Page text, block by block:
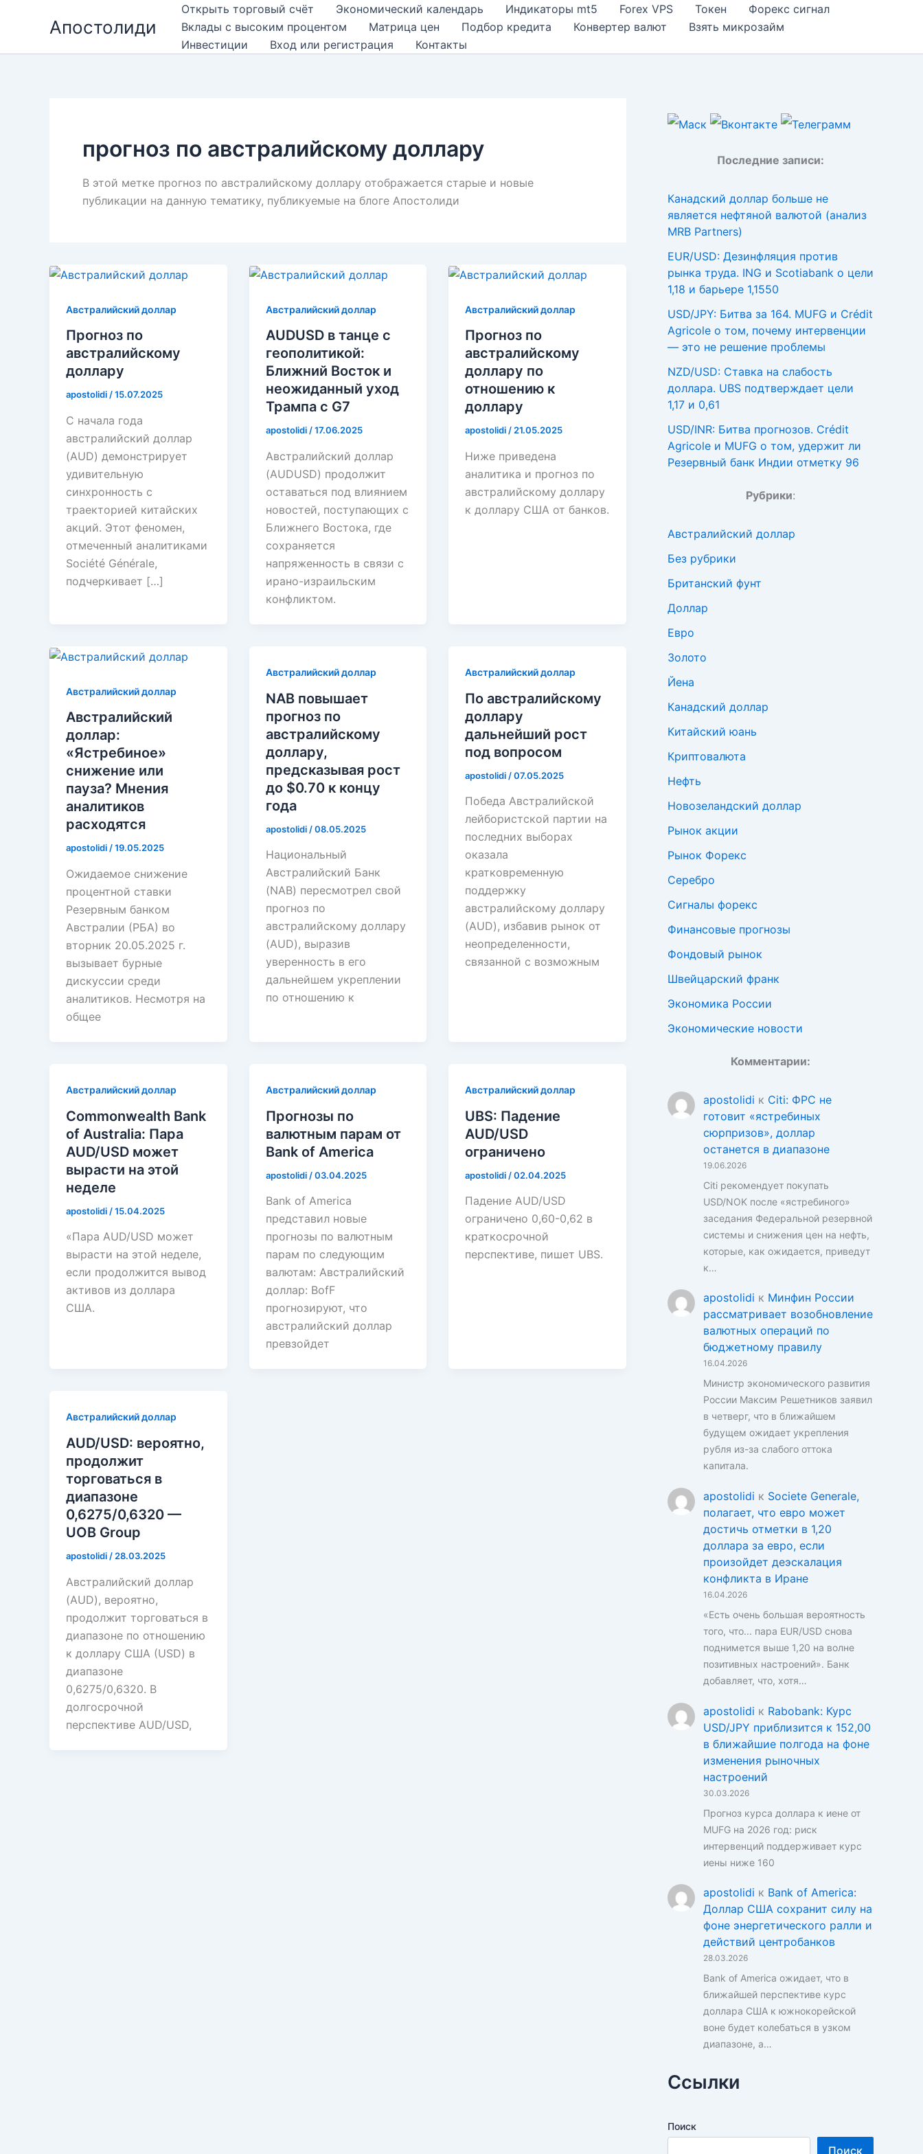
Апостолиди
Открыть торговый счёт Экономический календарь Индикаторы mt5 Forex VPS Токен
Форекс сигнал
Вклады с высоким процентом
Матрица цен Подбор кредита Конвертер валют
Взять микрозайм
Инвестиции
Вход или регистрация Контакты
прогноз по австралийскому доллару
В этой метке прогноз по австралийскому доллару отображается старые и новые
публикации на данную тематику, публикуемые на блоге Апостолиди
Австралийский доллар
Прогноз по
австралийскому
доллару
apostolidi/15.07.2025
С начала года
австралийский доллар
(AUD) демонстрирует
удивительную
синхронность с
траекторией китайских
акций. Этот феномен,
отмеченный аналитиками
Société Générale,
подчеркивает […]
Австралийский доллар
AUDUSD в танце с
геополитикой:
Ближний Восток и
неожиданный уход
Трампа с G7
apostolidi/17.06.2025
Австралийский доллар
(AUDUSD) продолжит
оставаться под влиянием
новостей, поступающих с
Ближнего Востока, где
сохраняется
напряженность в связи с
ирано-израильским
конфликтом.
Австралийский доллар
Прогноз по
австралийскому
доллару по
отношению к
доллару
apostolidi/21.05.2025
Ниже приведена
аналитика и прогноз по
австралийскому доллару
к доллару США от банков.
Австралийский доллар
Австралийский
доллар:
«Ястребиное»
снижение или
пауза? Мнения
аналитиков
расходятся
apostolidi/19.05.2025
Ожидаемое снижение
процентной ставки
Резервным банком
Австралии (РБА) во
вторник 20.05.2025 г.
вызывает бурные
дискуссии среди
аналитиков. Несмотря на
общее
Австралийский доллар
NAB повышает
прогноз по
австралийскому
доллару,
предсказывая рост
до $0.70 к концу
года
apostolidi /08.05.2025
Национальный
Австралийский Банк
(NAB) пересмотрел свой
прогноз по
австралийскому доллару
(AUD), выразив
уверенность в его
дальнейшем укреплении
по отношению к
Австралийский доллар
По австралийскому
доллару
дальнейший рост
под вопросом
apostolidi /07.05.2025
Победа Австралийской
лейбористской партии на
последних выборах
оказала
кратковременную
поддержку
австралийскому доллару
(AUD), избавив рынок от
неопределенности,
связанной с возможным
Австралийский доллар
Commonwealth Bank
of Australia: Пара
AUD/USD может
вырасти на этой
неделе
apostolidi /15.04.2025
«Пара AUD/USD может
вырасти на этой неделе,
если продолжится вывод
активов из доллара
США.
Австралийский доллар
Прогнозы по
валютным парам от
Bank of America
apostolidi /03.04.2025
Bank of America
представил новые
прогнозы по валютным
парам по следующим
валютам: Австралийский
доллар: BofF
прогнозируют, что
австралийский доллар
превзойдет
Австралийский доллар
UBS: Падение
AUD/USD
ограничено
apostolidi /02.04.2025
Падение AUD/USD
ограничено 0,60-0,62 в
краткосрочной
перспективе, пишет UBS.
Австралийский доллар
AUD/USD: вероятно,
продолжит
торговаться в
диапазоне
0,6275/0,6320 —
UOB Group
apostolidi/28.03.2025
Австралийский доллар
(AUD), вероятно,
продолжит торговаться в
диапазоне по отношению
к доллару США (USD) в
диапазоне
0,6275/0,6320. В
долгосрочной
перспективе AUD/USD,
Последние записи:
Канадский доллар больше не
является нефтяной валютой (анализ
MRB Partners)
EUR/USD: Дезинфляция против
рынка труда. ING и Scotiabank о цели
1,18 и барьере 1,1550
USD/JPY: Битва за 164. MUFG и Crédit
Agricole о том, почему интервенции
— это не решение проблемы
NZD/USD: Ставка на слабость
доллара. UBS подтверждает цели
1,17 и 0,61
USD/INR: Битва прогнозов. Crédit
Agricole и MUFG о том, удержит ли
Резервный банк Индии отметку 96
Рубрики:
Австралийский доллар
Без рубрики
Британский фунт
Доллар
Евро
Золото
Йена
Канадский доллар
Китайский юань
Криптовалюта
Нефть
Новозеландский доллар
Рынок акции
Рынок Форекс
Серебро
Сигналы форекс
Финансовые прогнозы
Фондовый рынок
Швейцарский франк
Экономика России
Экономические новости
Комментарии:
apostolidi к Citi: ФРС не
готовит «ястребиных
сюрпризов», доллар
останется в диапазоне
19.06.2026
Citi рекомендует покупать
USD/NOK после «ястребиного»
заседания Федеральной резервной
системы и снижения цен на нефть,
которые, как ожидается, приведут
к…
apostolidi к Минфин России
рассматривает возобновление
валютных операций по
бюджетному правилу
16.04.2026
Министр экономического развития
России Максим Решетников заявил
в четверг, что в ближайшем
будущем ожидает укрепления
рубля из-за слабого оттока
капитала.
apostolidi к Societe Generale,
полагает, что евро может
достичь отметки в 1,20
доллара за евро, если
произойдет деэскалация
конфликта в Иране
16.04.2026
«Есть очень большая вероятность
того, что... пара EUR/USD снова
поднимется выше 1,20 на волне
позитивных настроений». Банк
добавляет, что, хотя…
apostolidi к Rabobank: Курс
USD/JPY приблизится к 152,00
в ближайшие полгода на фоне
изменения рыночных
настроений
30.03.2026
Прогноз курса доллара к иене от
MUFG на 2026 год: риск
интервенций поддерживает курс
иены ниже 160
apostolidi к Bank of America:
Доллар США сохранит силу на
фоне энергетического ралли и
действий центробанков
28.03.2026
Bank of America ожидает, что в
ближайшей перспективе курс
доллара США к южнокорейской
воне будет колебаться в узком
диапазоне, а…
Ссылки
Поиск
Поиск